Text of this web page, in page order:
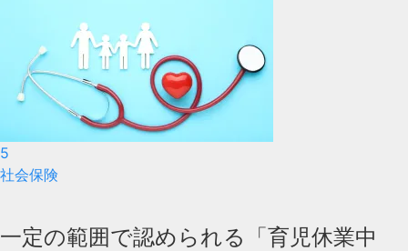
5
社会保険
一定の範囲で認められる「育児休業中